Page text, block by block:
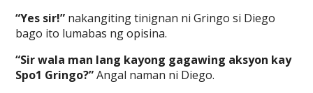
“Yes sir!” nakangiting tinignan ni Gringo si Diego
bago ito lumabas ng opisina.
“Sir wala man lang kayong gagawing aksyon kay
Spo1 Gringo?”Angal naman ni Diego.